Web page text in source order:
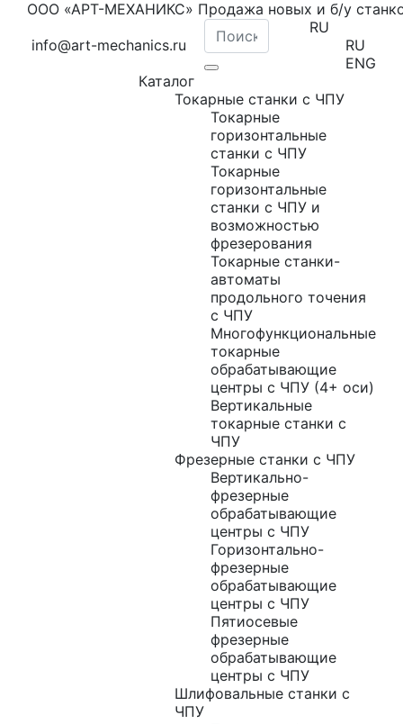
ООО «АРТ-МЕХАНИКС» Продажа новых и б/у
info@art-mechanics.ru
RU
RU
ENG
Каталог
Токарные станки с ЧПУ
Токарные
горизонтальные
станки с ЧПУ
Токарные
горизонтальные
станки с ЧПУ и
возможностью
фрезерования
Токарные станки-
автоматы
продольного точения
с ЧПУ
Многофункциональные
токарные
обрабатывающие
центры с ЧПУ (4+ оси)
Вертикальные
токарные станки с
ЧПУ
Фрезерные станки с ЧПУ
Вертикально-
фрезерные
обрабатывающие
центры с ЧПУ
Горизонтально-
фрезерные
обрабатывающие
центры с ЧПУ
Пятиосевые
фрезерные
обрабатывающие
центры с ЧПУ
Шлифовальные станки с
ЧПУ